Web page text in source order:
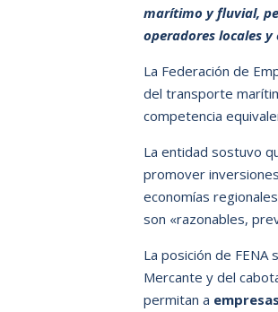
marítimo y fluvial,
operadores locales
La Federación de
del transporte
competencia
La entidad sostuvo
promover
economías
son «razonables,
La posición de
Mercante y del
permitan a